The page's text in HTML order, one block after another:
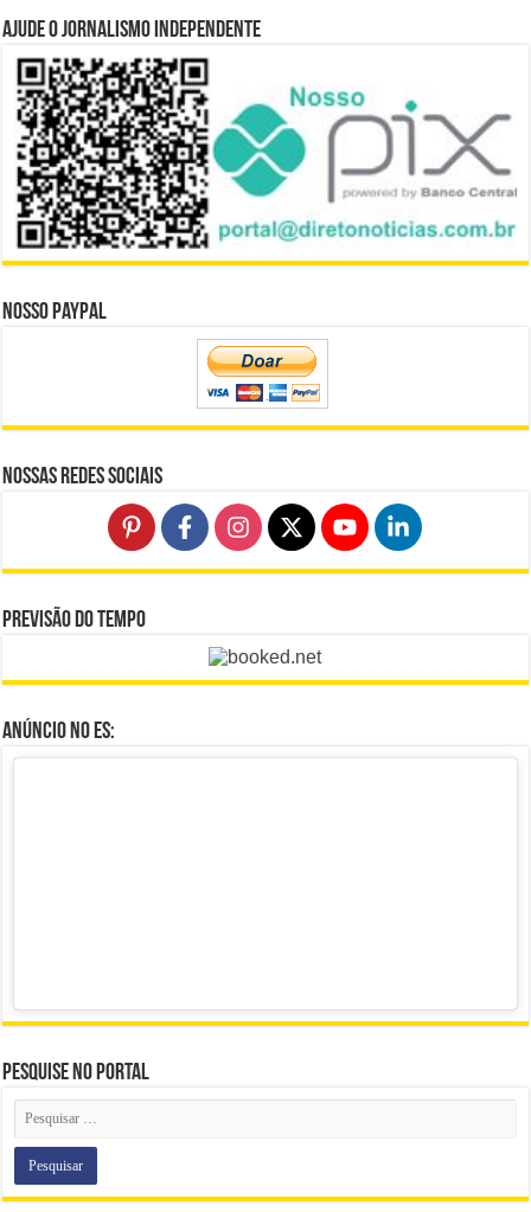
Ajude o Jornalismo Independente
Nosso Paypal
Nossas Redes Sociais
Previsão do Tempo
Anúncio no ES:
Pesquise no portal